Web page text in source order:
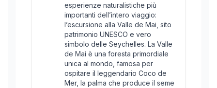
esperienze naturalistiche più
importanti dell’intero viaggio:
l’escursione alla Valle de Mai, sito
patrimonio UNESCO e vero
simbolo delle Seychelles. La Valle
de Mai è una foresta primordiale
unica al mondo, famosa per
ospitare il leggendario Coco de
Mer, la palma che produce il seme